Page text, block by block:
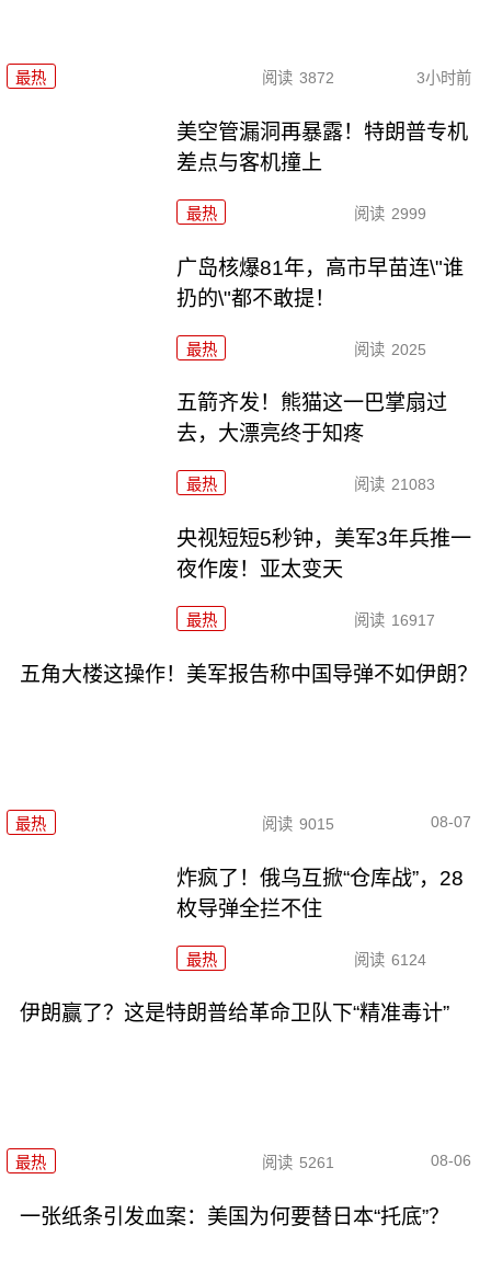
最热 阅读 3872 3小时前
美空管漏洞再暴露！特朗普专机
差点与客机撞上
最热 阅读 2999
广岛核爆81年，高市早苗连\"谁
扔的\"都不敢提！
最热 阅读 2025
五箭齐发！熊猫这一巴掌扇过
去，大漂亮终于知疼
最热 阅读 21083
央视短短5秒钟，美军3年兵推一
夜作废！亚太变天
最热 阅读 16917
五角大楼这操作！美军报告称中国导弹不如伊朗？
最热 阅读 9015 08-07
炸疯了！俄乌互掀“仓库战”，28
枚导弹全拦不住
最热 阅读 6124
伊朗赢了？这是特朗普给革命卫队下“精准毒计”
最热 阅读 5261 08-06
一张纸条引发血案：美国为何要替日本“托底”？